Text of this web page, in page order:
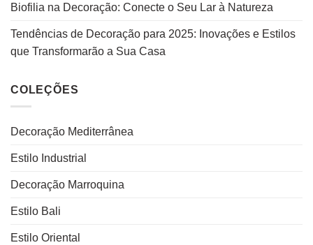
Biofilia na Decoração: Conecte o Seu Lar à Natureza
Tendências de Decoração para 2025: Inovações e Estilos
que Transformarão a Sua Casa
COLEÇÕES
Decoração Mediterrânea
Estilo Industrial
Decoração Marroquina
Estilo Bali
Estilo Oriental